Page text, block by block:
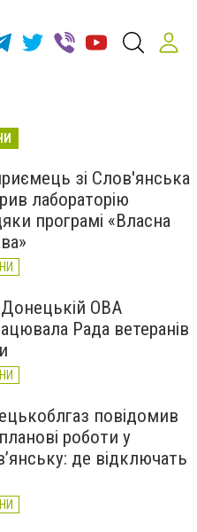
зі Слов'янська
лабораторію
програмі «Власна
ОВА
Рада ветеранів
повідомив
роботи у
де відключать